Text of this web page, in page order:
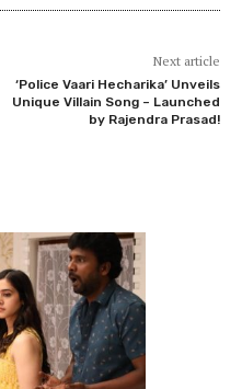
Next article
‘Police Vaari Hecharika’ Unveils
Unique Villain Song – Launched
by Rajendra Prasad!